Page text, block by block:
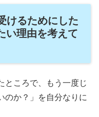
けるためにした
い理由を考えて
ところで、もう一度じ
のか？」を自分なりに